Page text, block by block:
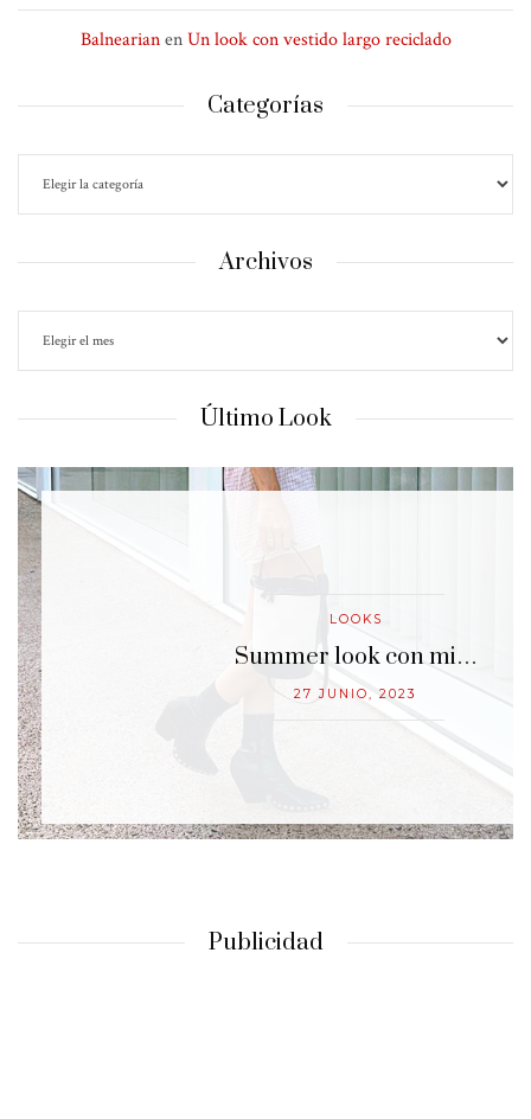
BalnearianenUn look con vestido largo reciclado
Categorías
Archivos
Último Look
LOOKS
Summer look con mi…
27 JUNIO, 2023
Publicidad